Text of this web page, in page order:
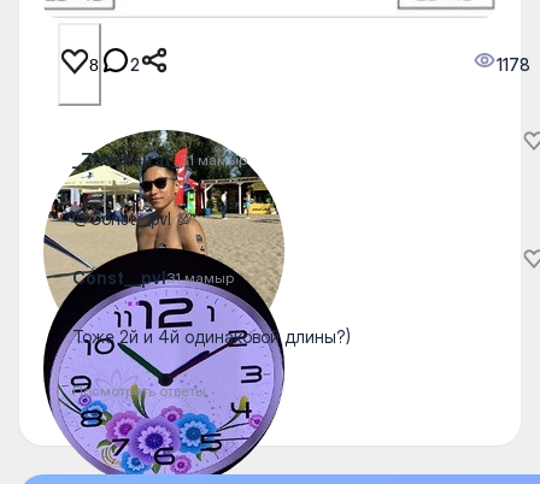
8 2 1178
_Zhaskairat_31 мамыр
@Const__pvl 💯
Const__pvl31 мамыр
Тоже 2й и 4й одинаковой длины?)
Посмотреть ответы